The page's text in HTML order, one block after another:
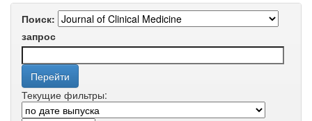
Поиск:
запрос
Текущие фильтры: